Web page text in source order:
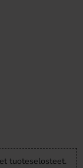
tuoteselosteet.